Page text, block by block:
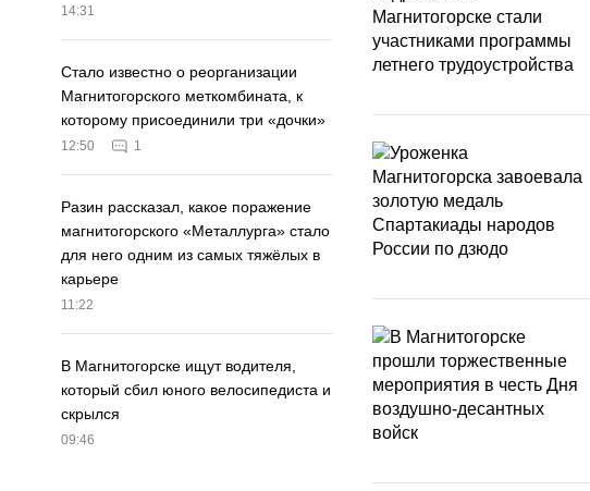
14:31
Стало известно о реорганизации
Магнитогорского меткомбината, к
которому присоединили три «дочки»
12:50 1
Разин рассказал, какое поражение
магнитогорского «Металлурга» стало
для него одним из самых тяжёлых в
карьере
11:22
В Магнитогорске ищут водителя,
который сбил юного велосипедиста и
скрылся
09:46